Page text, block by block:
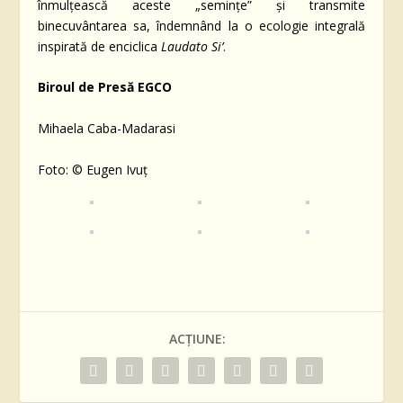
înmulțească aceste „semințe” și transmite
binecuvântarea sa, îndemnând la o ecologie integrală
inspirată de enciclicaLaudato Si’.
Biroul de Presă EGCO
Mihaela Caba-Madarasi
Foto:© Eugen Ivuț
ACȚIUNE: